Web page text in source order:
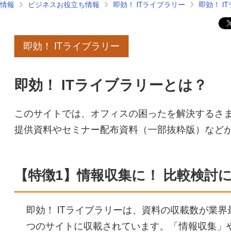
報 ビジネスお役立ち情報 即効！ ITライブラリー 即効！ IT
即効！ ITライブラリー
即効！ ITライブラリーとは？
このサイトでは、オフィスの困ったを解決するさ
提供資料やセミナー配布資料（一部抜粋版）など
【特徴1】情報収集に！ 比較検討
即効！ ITライブラリーは、資料の収載数が業
つのサイトに収載されています。「情報収集